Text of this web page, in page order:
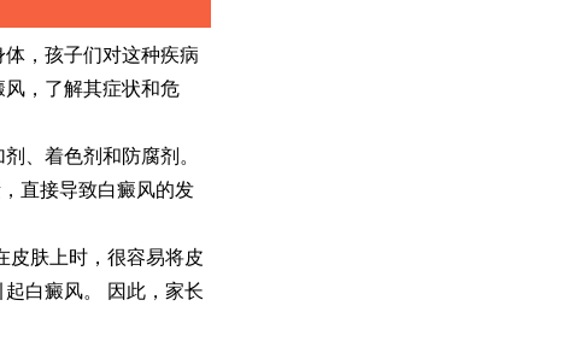
，孩子们对这种疾病
，了解其症状和危
、着色剂和防腐剂。
直接导致白癜风的发
肤上时，很容易将皮
白癜风。 因此，家长